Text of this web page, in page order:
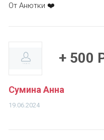
От Анютки ❤️
Сумина Анна
19.06.2024
+ 500